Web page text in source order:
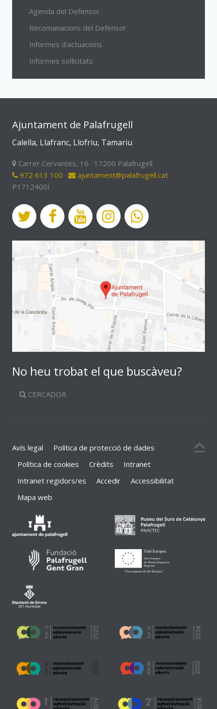
Agenda del Defensor
Recomanacions del Defensor
Informes d'actuacions
Informes sol·licitats
Ajuntament de Palafrugell
Calella, Llafranc, Llofriu, Tamariu
Carrer Cervantes, 16 · 17200 Palafrugell
972 613 100 ·
ajuntament@palafrugell.cat
P1712400I
No heu trobat el que buscàveu?
CERCADOR
Avís legal
Política de protecció de dades
Política de cookies
Crèdits
Intranet
Intranet regidors/es
Accedir
Accessibilitat
Mapa web